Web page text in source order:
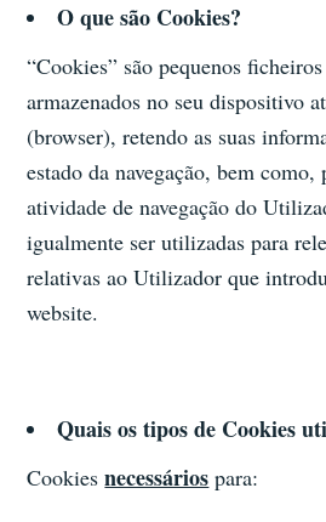
O que são Cookies?
“Cookies” são pequenos
armazenados no seu dispositivo
(browser), retendo as suas
estado da navegação, bem como,
atividade de navegação do
igualmente ser utilizadas para
relativas ao Utilizador que
website.
Quais os tipos de Cookies
Cookiesnecessários para: